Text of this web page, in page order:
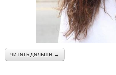
читать дальше →